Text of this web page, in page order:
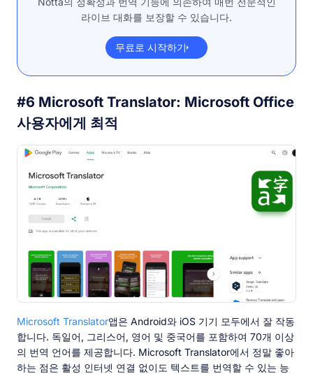
라이브 대화를 보장할 수 있습니다.
무료로 시작하기
#6 Microsoft Translator: Microsoft Office
사용자에게 최적
Microsoft Translator앱은 Android와 iOS 기기 모두에서 잘 작동
합니다. 독일어, 그리스어, 영어 및 중국어를 포함하여 70개 이상
의 번역 언어를 제공합니다. Microsoft Translator에서 정말 좋아
하는 점은 활성 인터넷 연결 없이도 텍스트를 번역할 수 있는 능